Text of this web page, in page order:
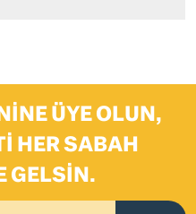
ÜYE OLUN,
HER SABAH
GELSIN.